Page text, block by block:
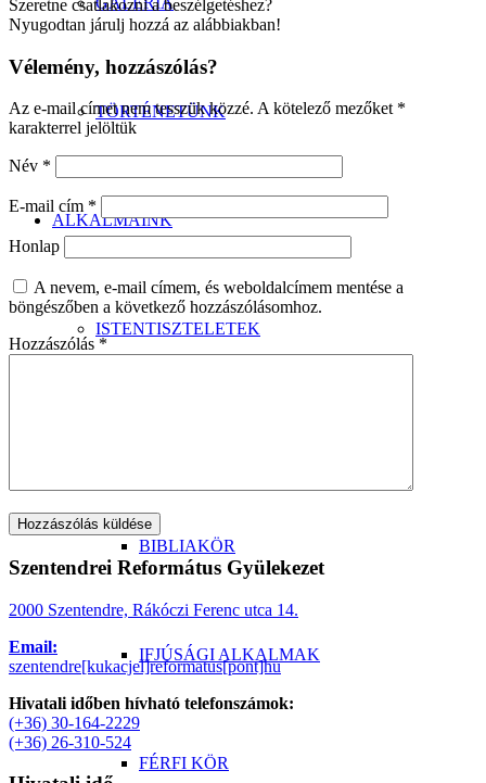
TÖRTÉNETÜNK
ALKALMAINK
ISTENTISZTELETEK
BIBLIAKÖR
IFJÚSÁGI ALKALMAK
FÉRFI KÖR
Szeretne csatlakozni a beszélgetéshez?
Nyugodtan járulj hozzá az alábbiakban!
Vélemény, hozzászólás?
Az e-mail címet nem tesszük közzé. A kötelező mezőket *
karakterrel jelöltük
Név *
E-mail cím *
Honlap
A nevem, e-mail címem, és weboldalcímem mentése a
böngészőben a következő hozzászólásomhoz.
Hozzászólás *
Szentendrei Református Gyülekezet
2000 Szentendre, Rákóczi Ferenc utca 14.
Email:
szentendre[kukacjel]reformatus[pont]hu
Hivatali időben hívható telefonszámok:
(+36) 30-164-2229
(+36) 26-310-524